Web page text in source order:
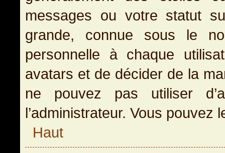
messages ou votre statut
grande, connue sous le
personnelle à chaque
avatars et de décider de la
ne pouvez pas utiliser
l’administrateur. Vous
Haut